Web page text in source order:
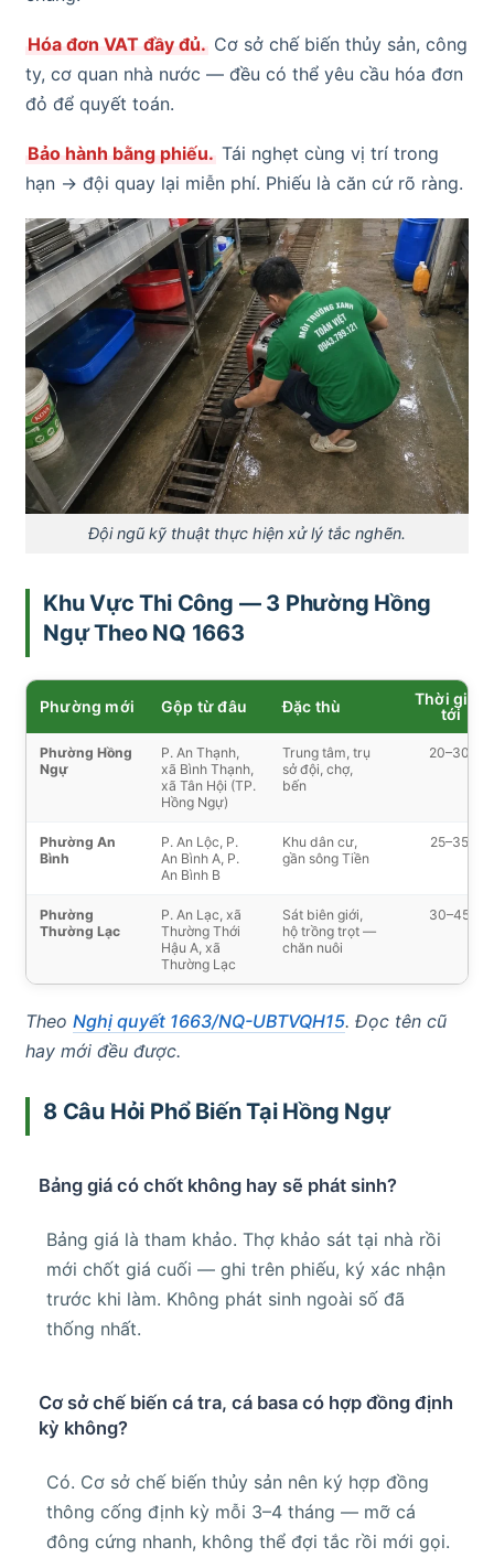
Hóa đơn VAT đầy đủ. Cơ sở chế biến thủy sản, công
ty, cơ quan nhà nước — đều có thể yêu cầu hóa đơn
đỏ để quyết toán.
Bảo hành bằng phiếu. Tái nghẹt cùng vị trí trong
hạn → đội quay lại miễn phí. Phiếu là căn cứ rõ ràng.
Đội ngũ kỹ thuật thực hiện xử lý tắc nghẽn.
Khu Vực Thi Công — 3 Phường Hồng
Ngự Theo NQ 1663
Phường mới Gộp từ đâu Đặc thù
Thời gian
tới
Phường Hồng
Ngự
P. An Thạnh,
xã Bình Thạnh,
xã Tân Hội (TP.
Hồng Ngự)
Trung tâm, trụ
sở đội, chợ,
bến
20–30′
Phường An
Bình
P. An Lộc, P.
An Bình A, P.
An Bình B
Khu dân cư,
gần sông Tiền
25–35′
Phường
Thường Lạc
P. An Lạc, xã
Thường Thới
Hậu A, xã
Thường Lạc
Sát biên giới,
hộ trồng trọt —
chăn nuôi
30–45′
Theo Nghị quyết 1663/NQ-UBTVQH15. Đọc tên cũ
hay mới đều được.
8 Câu Hỏi Phổ Biến Tại Hồng Ngự
Bảng giá có chốt không hay sẽ phát sinh?
Bảng giá là tham khảo. Thợ khảo sát tại nhà rồi
mới chốt giá cuối — ghi trên phiếu, ký xác nhận
trước khi làm. Không phát sinh ngoài số đã
thống nhất.
Cơ sở chế biến cá tra, cá basa có hợp đồng định
kỳ không?
Có. Cơ sở chế biến thủy sản nên ký hợp đồng
thông cống định kỳ mỗi 3–4 tháng — mỡ cá
đông cứng nhanh, không thể đợi tắc rồi mới gọi.